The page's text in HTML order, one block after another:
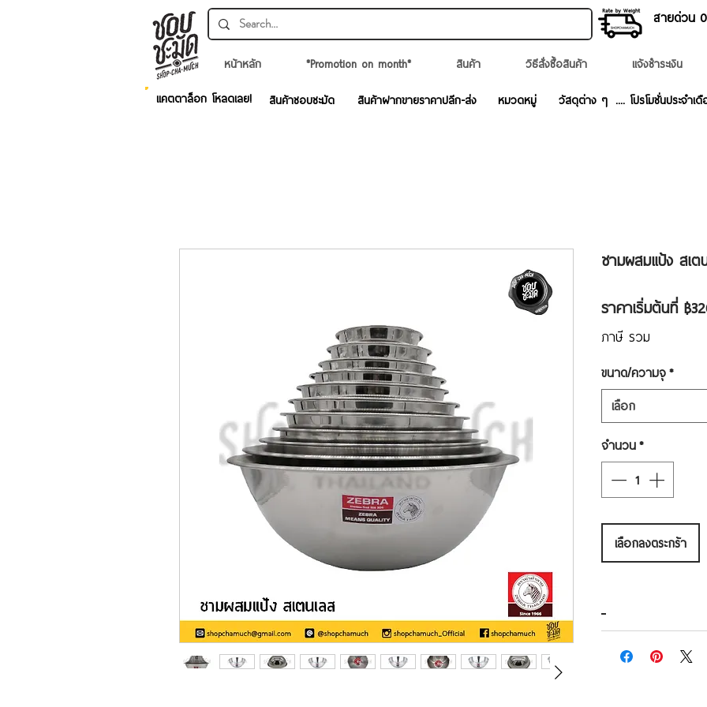
สายด่วน
หน้าหลัก *Promotion on month* สินค้า วิธีสั่งซื้อสินค้า แจ้งชำระเงิน
สินค้าชอบชะมัด สินค้าฝากขายราคาปลีก-ส่ง หมวดหมู่ วัสดุต่าง ๆ .... โปรโมชั่นประจำเ
แคตตาล็อก โหลดเลย!
ชามผสมแป้ง สเ
ราคาเริ่มต้นที่ ฿
ภาษี รวม
ขนาด/ความจุ*
เลือก
จำนวน*
เลือกลงตระกร้า